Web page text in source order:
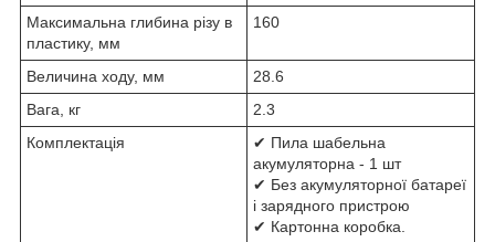
Максимальна глибина різу в
пластику, мм
160
Величина ходу, мм
28.6
Вага, кг
2.3
Комплектація
✔ Пила шабельна
акумуляторна - 1 шт
✔ Без акумуляторної батареї
і зарядного пристрою
✔ Картонна коробка.